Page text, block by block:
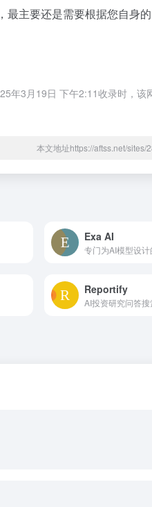
主要还是需要根据您自身的
年3月19日 下午2:11收录时，该
本文地址https://aftss.net/sites/
Exa AI
专门为AI模型设
Reportify
AI投资研究问答搜